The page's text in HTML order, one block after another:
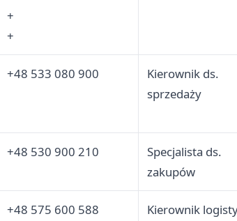
+
+
+48 533 080 900
Kierownik ds.
sprzedaży
+48 530 900 210
Specjalista ds.
zakupów
+48 575 600 588 Kierownik